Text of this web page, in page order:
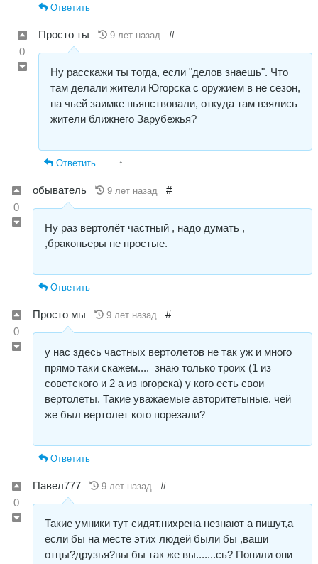
Ответить
0
Просто ты 9 лет назад #
Ну расскажи ты тогда, если "делов знаешь". Что
там делали жители Югорска с оружием в не сезон,
на чьей заимке пьянствовали, откуда там взялись
жители ближнего Зарубежья?
Ответить ↑
0
обыватель 9 лет назад #
Ну раз вертолёт частный , надо думать ,
,браконьеры не простые.
Ответить
0
Просто мы 9 лет назад #
у нас здесь частных вертолетов не так уж и много
прямо таки скажем.... знаю только троих (1 из
советского и 2 а из югорска) у кого есть свои
вертолеты. Такие уважаемые авторитетыные. чей
же был вертолет кого порезали?
Ответить
0
Павел777 9 лет назад #
Такие умники тут сидят,нихрена незнают а пишут,а
если бы на месте этих людей были бы ,ваши
отцы?друзья?вы бы так же вы.......сь? Попили они